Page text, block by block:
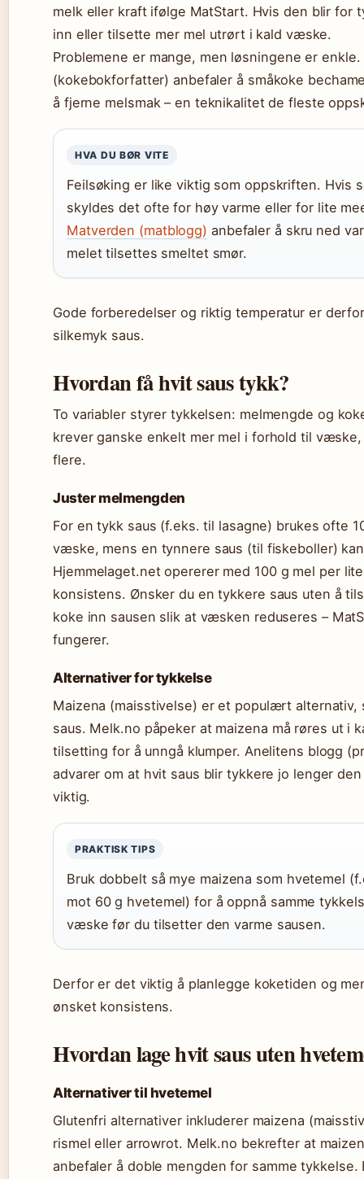
melk eller kraft ifølge MatStart. Hvis den blir for
inn eller tilsette mer mel utrørt i kald væske.
Problemene er mange, men løsningene er
(kokebokforfatter) anbefaler å småkoke
å fjerne melsmak – en teknikalitet de fleste
HVA DU BØR VITE
Feilsøking er like viktig som oppskriften. Hvis
skyldes det ofte for høy varme eller for lite
Matverden (matblogg) anbefaler å skru ned
melet tilsettes smeltet smør.
Gode forberedelser og riktig temperatur er
silkemyk saus.
Hvordan få hvit saus tykk?
To variabler styrer tykkelsen: melmengde og
krever ganske enkelt mer mel i forhold til
flere.
Juster melmengden
For en tykk saus (f.eks. til lasagne) brukes ofte
væske, mens en tynnere saus (til fiskeboller)
Hjemmelaget.net opererer med 100 g mel per
konsistens. Ønsker du en tykkere saus uten å
koke inn sausen slik at væsken reduseres –
fungerer.
Alternativer for tykkelse
Maizena (maisstivelse) er et populært
saus. Melk.no påpeker at maizena må røres ut i
tilsetting for å unngå klumper. Anelitens blogg
advarer om at hvit saus blir tykkere jo lenger
viktig.
PRAKTISK TIPS
Bruk dobbelt så mye maizena som hvetemel
mot 60 g hvetemel) for å oppnå samme
væske før du tilsetter den varme sausen.
Derfor er det viktig å planlegge koketiden og
ønsket konsistens.
Hvordan lage hvit saus uten
Alternativer til hvetemel
Glutenfri alternativer inkluderer maizena
rismel eller arrowrot. Melk.no bekrefter at
anbefaler å doble mengden for samme tykkelse.